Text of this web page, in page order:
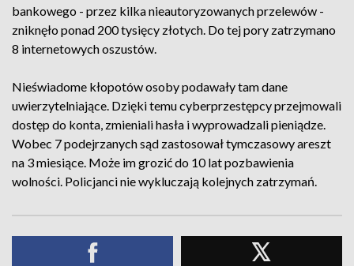
bankowego - przez kilka nieautoryzowanych przelewów -
zniknęło ponad 200 tysięcy złotych. Do tej pory zatrzymano
8 internetowych oszustów.
Nieświadome kłopotów osoby podawały tam dane
uwierzytelniające. Dzięki temu cyberprzestępcy przejmowali
dostęp do konta, zmieniali hasła i wyprowadzali pieniądze.
Wobec 7 podejrzanych sąd zastosował tymczasowy areszt
na 3 miesiące. Może im grozić do 10 lat pozbawienia
wolności. Policjanci nie wykluczają kolejnych zatrzymań.